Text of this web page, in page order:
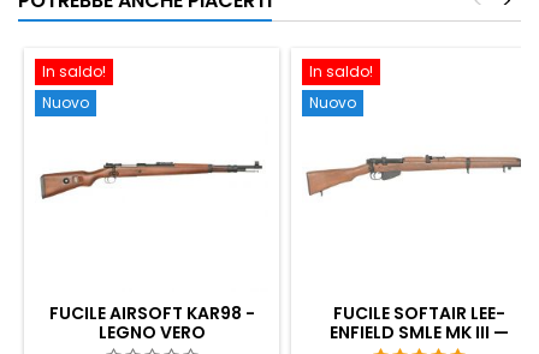
In saldo!
Nuovo
FUCILE AIRSOFT KAR98 -
LEGNO VERO
In saldo!
Nuovo
FUCILE SOFTAIR LEE-
ENFIELD SMLE MK III —